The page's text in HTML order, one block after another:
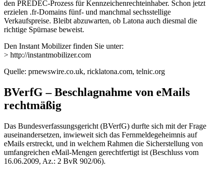
den PREDEC-Prozess für Kennzeichenrechteinhaber. Schon jetzt
erzielen .fr-Domains fünf- und manchmal sechsstellige
Verkaufspreise. Bleibt abzuwarten, ob Latona auch diesmal die
richtige Spürnase beweist.
Den Instant Mobilizer finden Sie unter:
> http://instantmobilizer.com
Quelle: prnewswire.co.uk, ricklatona.com, telnic.org
BVerfG – Beschlagnahme von eMails
rechtmäßig
Das Bundesverfassungsgericht (BVerfG) durfte sich mit der Frage
auseinandersetzen, inwieweit sich das Fernmeldegeheimnis auf
eMails erstreckt, und in welchem Rahmen die Sicherstellung von
umfangreichen eMail-Mengen gerechtfertigt ist (Beschluss vom
16.06.2009, Az.: 2 BvR 902/06).